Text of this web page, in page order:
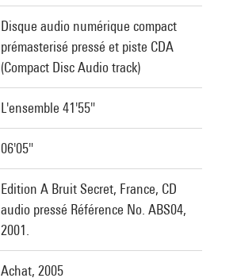
Disque audio numérique compact
prémasterisé pressé et piste CDA
(Compact Disc Audio track)
L'ensemble 41'55"
06'05"
Edition A Bruit Secret, France, CD
audio pressé Référence No. ABS04,
2001.
Achat, 2005